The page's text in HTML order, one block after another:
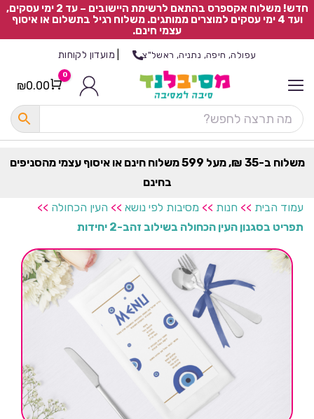
חדש! משלוח אקספרס בהתאם לרשימת היישובים – עד 2 ימי עסקים,
ועד 4 ימי עסקים למוצרים ממותגים. משלוח רגיל בתשלום או איסוף
עצמי חינם.
עפולה, חיפה, נתניה, ראשל"צ מועדון לקוחות
Cart
0
₪0.00
משלוח ב-35 ₪, מעל 599 משלוח חינם או איסוף עצמי מהסניפים
בחינם
עמוד הבית >> חנות >> מסיבות לפי נושא >> העין הכחולה >>
תפריט בסגנון העין הכחולה בשילוב זהב-2 יחידות